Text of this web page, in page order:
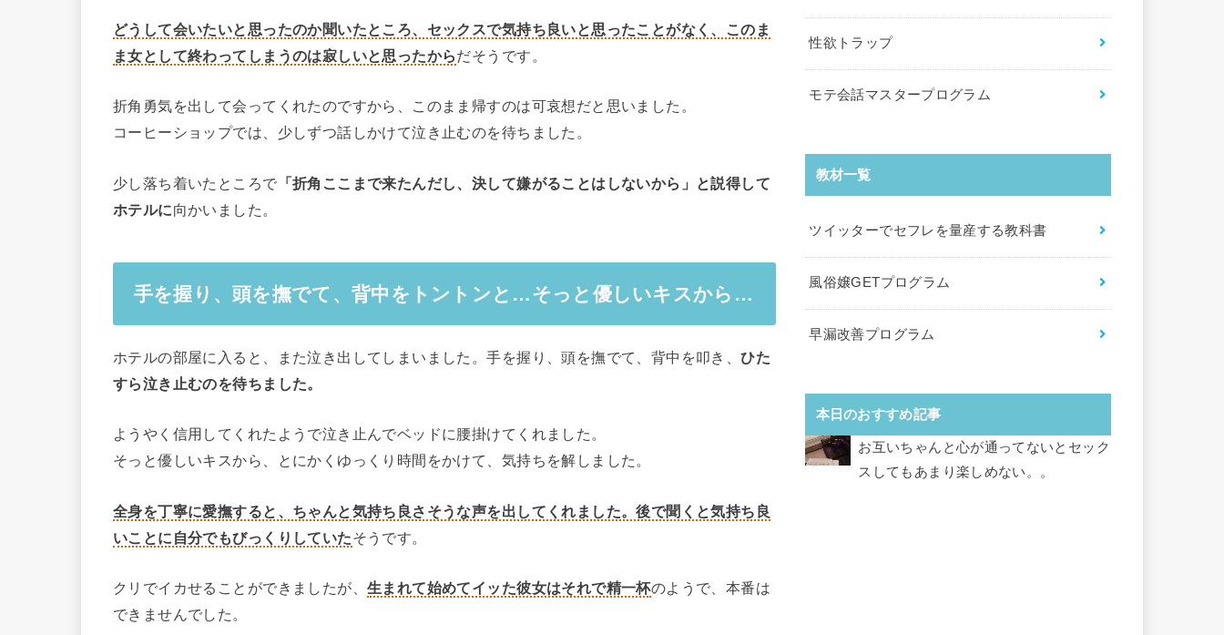
どうして会いたいと思ったのか聞いたところ、セックスで気持ち良いと思ったことがなく、このま
ま女として終わってしまうのは寂しいと思ったからだそうです。
折角勇気を出して会ってくれたのですから、このまま帰すのは可哀想だと思いました。
コーヒーショップでは、少しずつ話しかけて泣き止むのを待ちました。
少し落ち着いたところで 「折角ここまで来たんだし、決して嫌がることはしないから」と説得して
ホテルに向かいました。
手を握り、頭を撫でて、背中をトントンと…そっと優しいキスから…
ホテルの部屋に入ると、また泣き出してしまいました。手を握り、頭を撫でて、背中を叩き、ひた
すら泣き止むのを待ちました。
ようやく信用してくれたようで泣き止んでベッドに腰掛けてくれました。
そっと優しいキスから、とにかくゆっくり時間をかけて、気持ちを解しました。
全身を丁寧に愛撫すると、ちゃんと気持ち良さそうな声を出してくれました。後で聞くと気持ち良
いことに自分でもびっくりしていたそうです。
クリでイカせることができましたが、生まれて始めてイッた彼女はそれで精一杯のようで、本番は
できませんでした。
性欲トラップ
モテ会話マスタープログラム
教材一覧
ツイッターでセフレを量産する教科書
風俗嬢GETプログラム
早漏改善プログラム
本日のおすすめ記事
お互いちゃんと心が通ってないとセック
スしてもあまり楽しめない。。